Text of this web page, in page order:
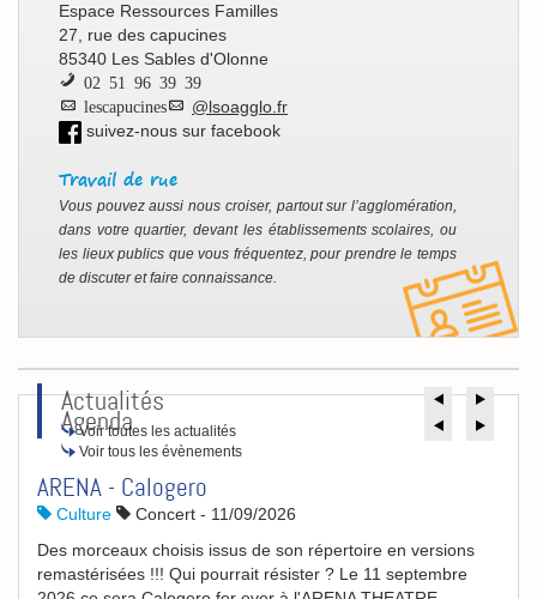
Espace Ressources Familles
27, rue des capucines
85340 Les Sables d'Olonne
02 51 96 39 39
lescapucines
@lsoagglo.fr
suivez-nous sur facebook
Travail de rue
Vous pouvez aussi nous croiser, partout sur l’agglomération,
dans votre quartier, devant les établissements scolaires, ou
les lieux publics que vous fréquentez, pour prendre le temps
de discuter et faire connaissance.
Actualités
Voir toutes les actualités
Agenda
Voir tous les évènements
ARENA - Calogero
Culture Concert - 11/09/2026
Des morceaux choisis issus de son répertoire en versions
remastérisées !!! Qui pourrait résister ? Le 11 septembre